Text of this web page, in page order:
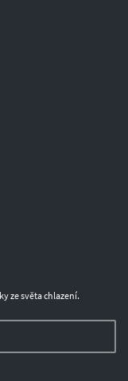
ze světa chlazení.